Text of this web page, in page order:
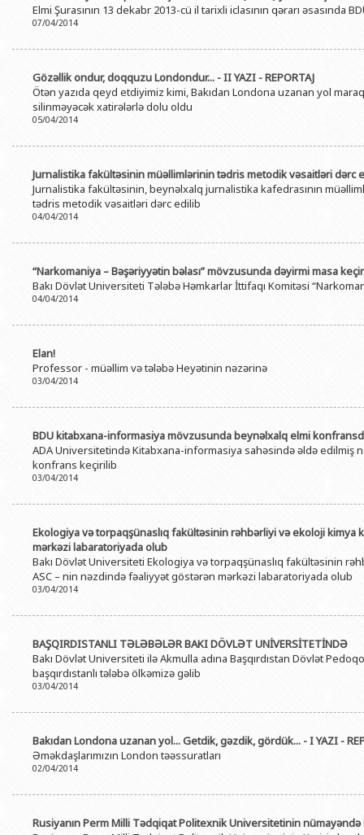
BDU-nun məzunları
BDU-da tədris olunan ixtisaslar
Universitet tarixinin ən mühüm hadisələri
İnsan resursları və hüquq şöbəsi
Keyfiyyətin təminatı, monitorinq
Mədəniyyət-yaradıcılıq Mərkəzi
İdman-sağlamlıq Mərkəzi
BDU-nun Nəşr Evi
Geologiya fakültəsi
Beynəlxalq
Jurnalistika fakültəsi
İnformasiya və
Elmi Şurasının 13 dekabr 2013-cü il tarixli iclasının qərarı əsasında
07/04/2014
Gözəllik ondur, doqquzu Londondur... - II YAZI - REPORTAJ
Ötən yazıda qeyd etdiyimiz kimi, Bakıdan Londona uzanan yol
silinməyəcək xatirələrlə dolu oldu
05/04/2014
Jurnalistika fakültəsinin müəllimlərinin tədris metodik vəsaitləri dərc
Jurnalistika fakültəsinin, beynəlxalq jurnalistika kafedrasının
tədris metodik vəsaitləri dərc edilib
04/04/2014
“Narkomaniya – Bəşəriyyətin bəlası” mövzusunda dəyirmi masa
Bakı Dövlət Universiteti Tələbə Həmkarlar İttifaqı Komitəsi
04/04/2014
Elan!
Professor - müəllim və tələbə Heyətinin nəzərinə
03/04/2014
BDU kitabxana-informasiya mövzusunda beynəlxalq elmi
ADA Universitetində Kitabxana-informasiya sahəsində əldə
konfrans keçirilib
03/04/2014
Ekologiya və torpaqşünaslıq fakültəsinin rəhbərliyi və ekoloji kimya
mərkəzi labaratoriyada olub
Bakı Dövlət Universiteti Ekologiya və torpaqşünaslıq fakültəsinin
ASC – nin nəzdində fəaliyyət göstərən mərkəzi labaratoriyada olub
03/04/2014
BAŞQIRDISTANLI TƏLƏBƏLƏR BAKI DÖVLƏT UNİVERSİTETİNDƏ
Bakı Dövlət Universiteti ilə Akmulla adına Başqırdıstan Dövlət
başqırdıstanlı tələbə ölkəmizə gəlib
03/04/2014
Bakıdan Londona uzanan yol... Getdik, gəzdik, gördük... - I YAZI -
Əməkdaşlarımızın London təəssuratları
02/04/2014
Rusiyanın Perm Milli Tədqiqat Politexnik Universitetinin